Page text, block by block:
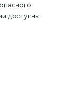
доступны